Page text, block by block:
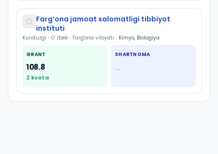
Farg‘ona jamoat salomatligi tibbiyot
instituti
Kunduzgi • O`zbek • Farg'ona viloyati • Kimyo, Biologiya
GRANT
108.8
2 kvota
SHARTNOMA
—